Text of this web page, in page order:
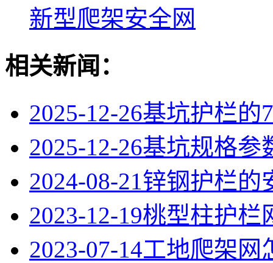
新型爬架安全网
相关新闻：
2025-12-26基坑护栏的
2025-12-26基坑规格参
2024-08-21锌钢护栏的
2023-12-19桃型柱护栏
2023-07-14工地爬架网